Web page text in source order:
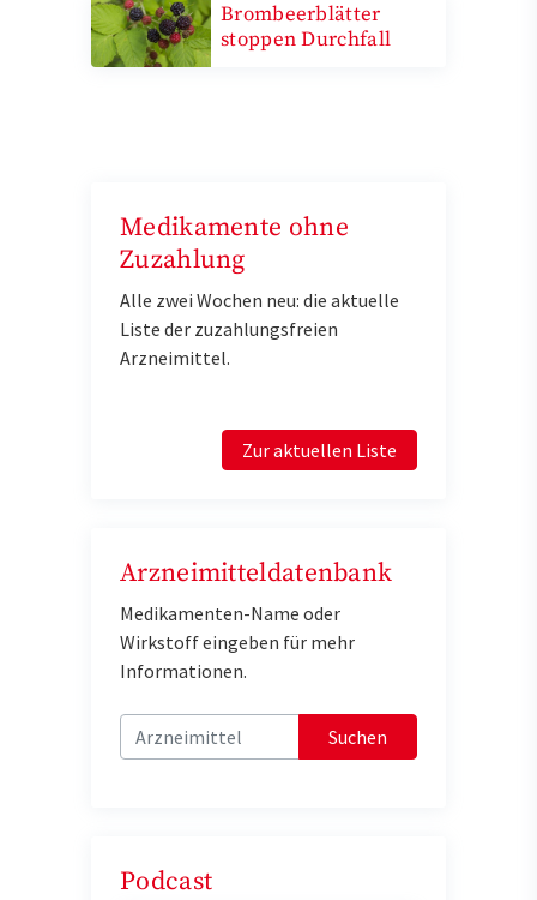
Brombeerblätter
stoppen Durchfall
Medikamente ohne
Zuzahlung
Alle zwei Wochen neu: die aktuelle
Liste der zuzahlungsfreien
Arzneimittel.
Zur aktuellen Liste
Arzneimitteldatenbank
Medikamenten-Name oder
Wirkstoff eingeben für mehr
Informationen.
Suchen
Podcast